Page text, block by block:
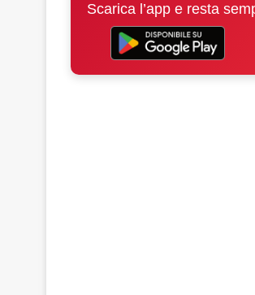
Scarica l’app e resta